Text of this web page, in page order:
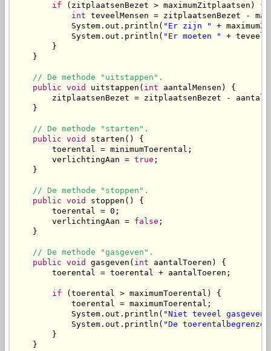
if (zitplaatsenBezet > maximumZitplaatsen) {
int teveelMensen = zitplaatsenBezet -
            System.out.println(
"Er zijn "
+
            System.out.println(
"Er moeten "
+
        }
    }
// De methode "uitstappen".
public void uitstappen( int aantalMensen) {
zitplaatsenBezet = zitplaatsenBezet -
    }
// De methode "starten".
public void
starten() {
        toerental = minimumToerental;
        verlichtingAan =
true ;
    }
// De methode "stoppen".
public void
stoppen() {
        toerental = 0;
        verlichtingAan =
false ;
    }
// De methode "gasgeven".
public void gasgeven( int aantalToeren) {
        toerental = toerental + aantalToeren;
if (toerental > maximumToerental) {
            toerental = maximumToerental;
            System.out.println(
"Niet teveel gasgeven
            System.out.println(
"De
        }
    }